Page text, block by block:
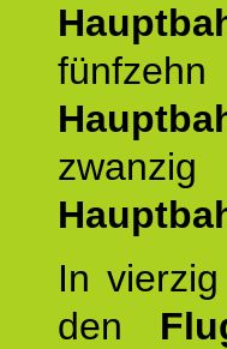
In
den